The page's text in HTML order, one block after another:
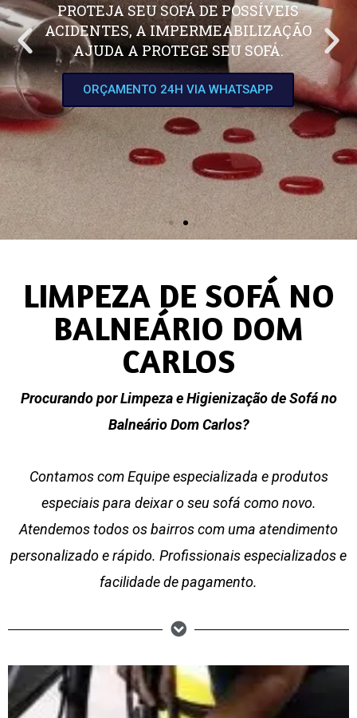
PROTEJA SEU SOFÁ DE POSSÍVEIS
ACIDENTES, A IMPERMEABILIZAÇÃO
AJUDA A PROTEGE SEU SOFÁ.
ORÇAMENTO 24H VIA WHATSAPP
LIMPEZA DE SOFÁ NO
BALNEÁRIO DOM
CARLOS
Procurando por Limpeza e Higienização de Sofá no
Balneário Dom Carlos?
Contamos com Equipe especializada e produtos
especiais para deixar o seu sofá como novo.
Atendemos todos os bairros com uma atendimento
personalizado e rápido. Profissionais especializados e
facilidade de pagamento.